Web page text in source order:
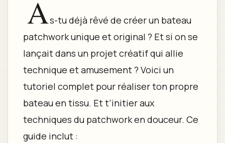
As-tu déjà rêvé de créer un bateau
patchwork unique et original ? Et si on se
lançait dans un projet créatif qui allie
technique et amusement ? Voici un
tutoriel complet pour réaliser ton propre
bateau en tissu. Et t’initier aux
techniques du patchwork en douceur. Ce
guide inclut :